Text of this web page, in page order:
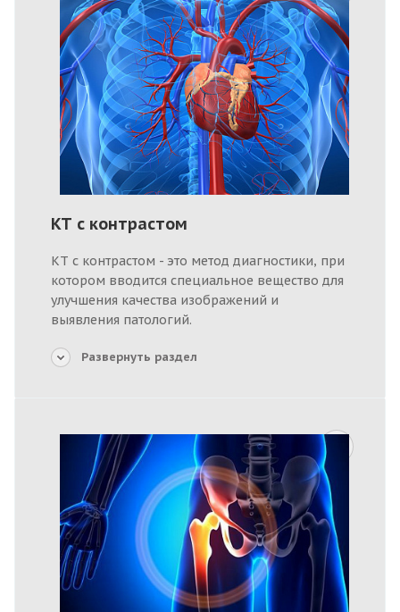
КТ с контрастом
КТ с контрастом - это метод диагностики, при
котором вводится специальное вещество для
улучшения качества изображений и
выявления патологий.
Развернуть раздел